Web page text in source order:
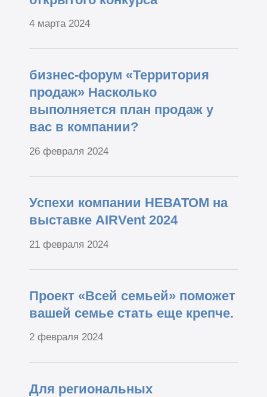
4 марта 2024
бизнес-форум «Территория
продаж» Насколько
выполняется план продаж у
вас в компании?
26 февраля 2024
Успехи компании НЕВАТОМ на
выставке AIRVent 2024
21 февраля 2024
Проект «Всей семьей» поможет
вашей семье стать еще крепче.
2 февраля 2024
Для региональных